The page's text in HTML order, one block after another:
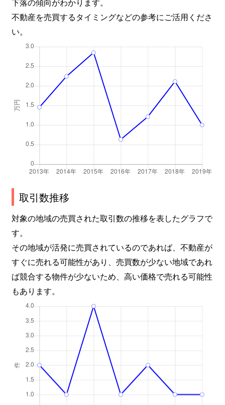
不動産を売買するタイミングなどの参考にご活用くださ
い。
取引数推移
対象の地域の売買された取引数の推移を表したグラフで
す。
その地域が活発に売買されているのであれば、不動産が
すぐに売れる可能性があり、売買数が少ない地域であれ
ば競合する物件が少ないため、高い価格で売れる可能性
もあります。